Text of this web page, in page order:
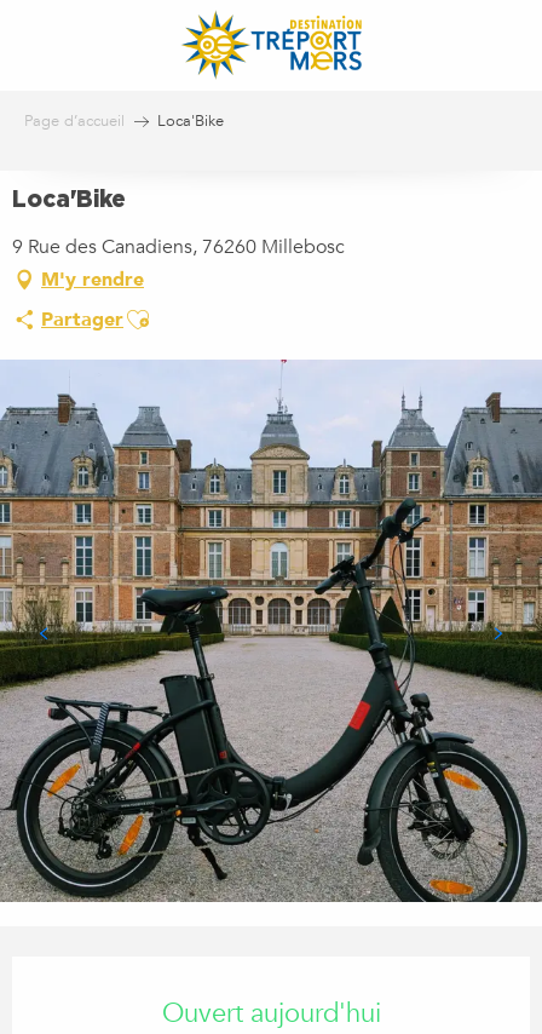
Page d’accueil Loca'Bike
Loca'Bike
9 Rue des Canadiens, 76260 Millebosc
M'y rendre
PartagerAjouter aux favoris
Ouvert aujourd'hui